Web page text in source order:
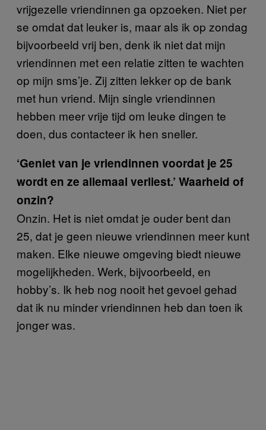
vrijgezelle vriendinnen ga opzoeken. Niet per
se omdat dat leuker is, maar als ik op zondag
bijvoorbeeld vrij ben, denk ik niet dat mijn
vriendinnen met een relatie zitten te wachten
op mijn sms’je. Zij zitten lekker op de bank
met hun vriend. Mijn single vriendinnen
hebben meer vrije tijd om leuke dingen te
doen, dus contacteer ik hen sneller.
‘Geniet van je vriendinnen voordat je 25
wordt en ze allemaal verliest.’ Waarheid of
onzin?
Onzin. Het is niet omdat je ouder bent dan
25, dat je geen nieuwe vriendinnen meer kunt
maken. Elke nieuwe omgeving biedt nieuwe
mogelijkheden. Werk, bijvoorbeeld, en
hobby’s. Ik heb nog nooit het gevoel gehad
dat ik nu minder vriendinnen heb dan toen ik
jonger was.